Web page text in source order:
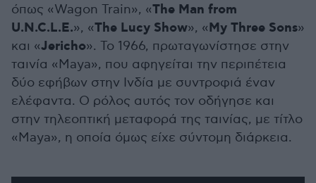
όπως «Wagon Train», «The Man from
U.N.C.L.E.», «The Lucy Show», «My Three Sons»
και «Jericho». Το 1966, πρωταγωνίστησε στην
ταινία «Maya», που αφηγείται την περιπέτεια
δύο εφήβων στην Ινδία με συντροφιά έναν
ελέφαντα. Ο ρόλος αυτός τον οδήγησε και
στην τηλεοπτική μεταφορά της ταινίας, με τίτλο
«Maya», η οποία όμως είχε σύντομη διάρκεια.